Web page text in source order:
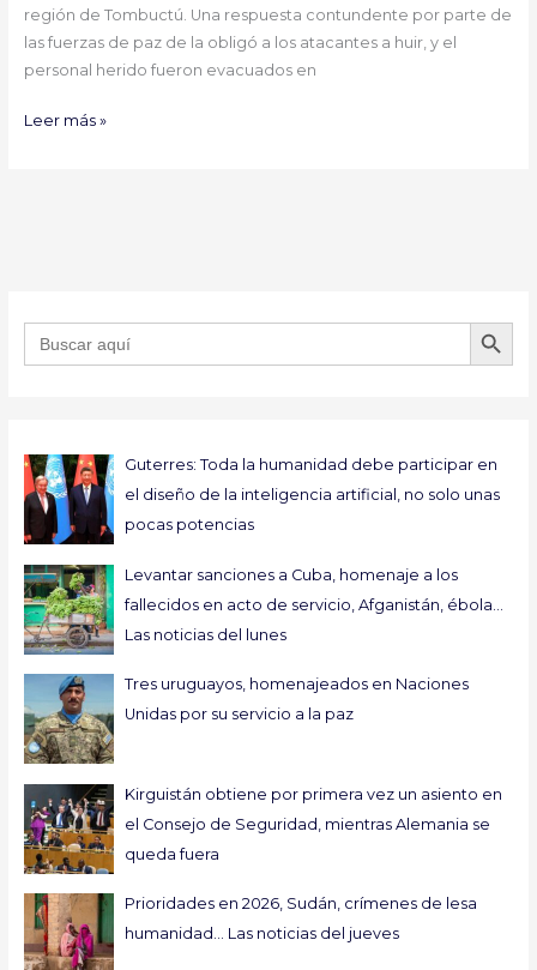
región de Tombuctú. Una respuesta contundente por parte de
las fuerzas de paz de la obligó a los atacantes a huir, y el
personal herido fueron evacuados en
Leer más »
Buscar: BOTÓN DE
Guterres: Toda la humanidad debe participar en
el diseño de la inteligencia artificial, no solo unas
pocas potencias
Levantar sanciones a Cuba, homenaje a los
fallecidos en acto de servicio, Afganistán, ébola…
Las noticias del lunes
Tres uruguayos, homenajeados en Naciones
Unidas por su servicio a la paz
Kirguistán obtiene por primera vez un asiento en
el Consejo de Seguridad, mientras Alemania se
queda fuera
Prioridades en 2026, Sudán, crímenes de lesa
humanidad… Las noticias del jueves